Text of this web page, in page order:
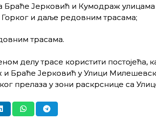
Јерковић и Кумодраж
и даље редовним трасама;
трасама.
делу трасе користити постојећа,
Браће Јерковић у Улици
прелаза у зони раскрснице са